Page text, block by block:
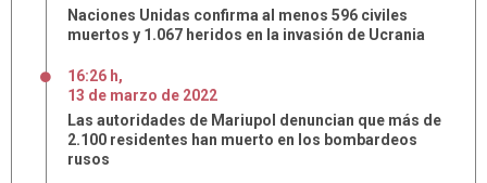
Naciones Unidas confirma al menos 596 civiles
muertos y 1.067 heridos en la invasión de Ucrania
16:26 h,
13 de marzo de 2022
Las autoridades de Mariupol denuncian que más de
2.100 residentes han muerto en los bombardeos
rusos